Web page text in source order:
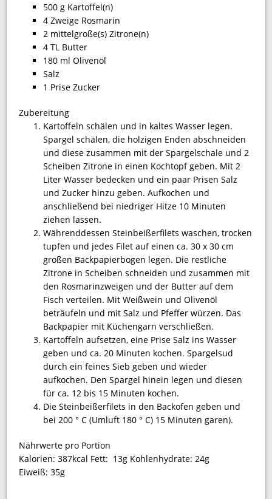
500 g Kartoffel(n)
4 Zweige Rosmarin
2 mittelgroße(s) Zitrone(n)
4 TL Butter
180 ml Olivenöl
Salz
1 Prise Zucker
Zubereitung
Kartoffeln schälen und in kaltes Wasser legen.
Spargel schälen, die holzigen Enden abschneiden
und diese zusammen mit der Spargelschale und 2
Scheiben Zitrone in einen Kochtopf geben. Mit 2
Liter Wasser bedecken und ein paar Prisen Salz
und Zucker hinzu geben. Aufkochen und
anschließend bei niedriger Hitze 10 Minuten
ziehen lassen.
Währenddessen Steinbeißerfilets waschen, trocken
tupfen und jedes Filet auf einen ca. 30 x 30 cm
großen Backpapierbogen legen. Die restliche
Zitrone in Scheiben schneiden und zusammen mit
den Rosmarinzweigen und der Butter auf dem
Fisch verteilen. Mit Weißwein und Olivenöl
beträufeln und mit Salz und Pfeffer würzen. Das
Backpapier mit Küchengarn verschließen.
Kartoffeln aufsetzen, eine Prise Salz ins Wasser
geben und ca. 20 Minuten kochen. Spargelsud
durch ein feines Sieb geben und wieder
aufkochen. Den Spargel hinein legen und diesen
für ca. 12 bis 15 Minuten kochen.
Die Steinbeißerfilets in den Backofen geben und
bei 200 ° C (Umluft 180 ° C) 15 Minuten garen).
Nährwerte pro Portion
Kalorien:387kcal Fett: 13g Kohlenhydrate:24g
Eiweiß:35g